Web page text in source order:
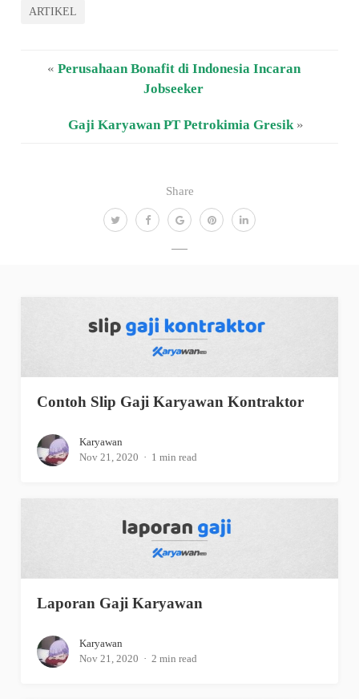
Share
ARTIKEL
« Perusahaan Bonafit di Indonesia Incaran
Jobseeker
Gaji Karyawan PT Petrokimia Gresik»
Contoh Slip Gaji Karyawan Kontraktor
Karyawan
Nov 21, 2020
1 min read
Laporan Gaji Karyawan
Karyawan
Nov 21, 2020
2 min read